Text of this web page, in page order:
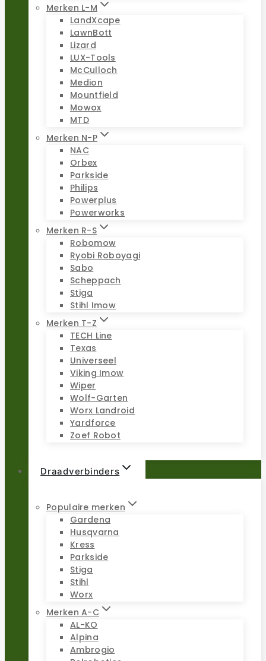
Merken L-M
LandXcape
LawnBott
Lizard
LUX-Tools
McCulloch
Medion
Mountfield
Mowox
MTD
Merken N-P
NAC
Orbex
Parkside
Philips
Powerplus
Powerworks
Merken R-S
Robomow
Ryobi Roboyagi
Sabo
Scheppach
Stiga
Stihl Imow
Merken T-Z
TECH Line
Texas
Universeel
Viking Imow
Wiper
Wolf-Garten
Worx Landroid
Yardforce
Zoef Robot
Draadverbinders
Populaire merken
Gardena
Husqvarna
Kress
Parkside
Stiga
Stihl
Worx
Merken A-C
AL-KO
Alpina
Ambrogio